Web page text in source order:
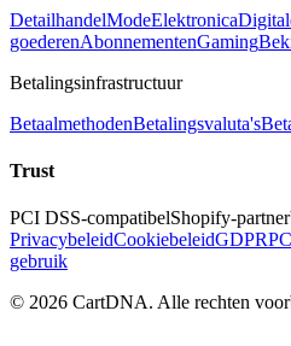
DetailhandelModeElektronica
goederenAbonnementenGaming
Betalingsinfrastructuur
BetaalmethodenBetalingsvaluta's
Trust
PCI DSS-compatibelShopify-partner
PrivacybeleidCookiebeleidGDPR
gebruik
© 2026 CartDNA. Alle rechten